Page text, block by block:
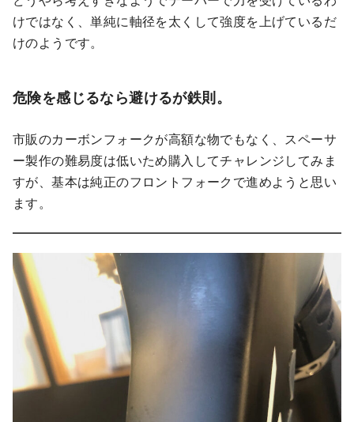
けではなく、単純に軸径を太くして強度を上げているだ
けのようです。
危険を感じるなら避けるが鉄則。
市販のカーボンフォークが高額な物でもなく、スペーサ
ー製作の難易度は低いため購入してチャレンジしてみま
すが、基本は純正のフロントフォークで進めようと思い
ます。